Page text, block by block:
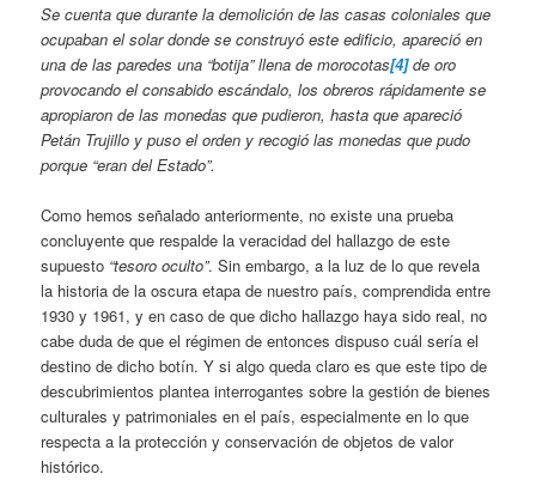
Se cuenta que durante la demolición de las casas coloniales que
ocupaban el solar donde se construyó este edificio, apareció en
una de las paredes una “botija” llena de morocotas[4]de oro
provocando el consabido escándalo, los obreros rápidamente se
apropiaron de las monedas que pudieron, hasta que apareció
Petán Trujillo y puso el orden y recogió las monedas que pudo
porque “eran del Estado”.
Como hemos señalado anteriormente, no existe una prueba
concluyente que respalde la veracidad del hallazgo de este
supuesto “tesoro oculto”. Sin embargo, a la luz de lo que revela
la historia de la oscura etapa de nuestro país, comprendida entre
1930 y 1961, y en caso de que dicho hallazgo haya sido real, no
cabe duda de que el régimen de entonces dispuso cuál sería el
destino de dicho botín. Y si algo queda claro es que este tipo de
descubrimientos plantea interrogantes sobre la gestión de bienes
culturales y patrimoniales en el país, especialmente en lo que
respecta a la protección y conservación de objetos de valor
histórico.